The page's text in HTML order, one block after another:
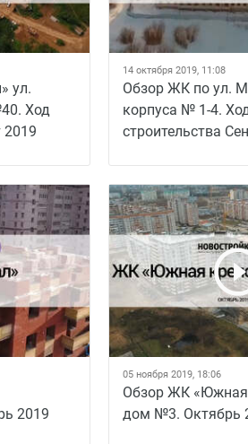
ул.
Ход
2019
14 октября 2019, 11:08
Обзор ЖК по ул.
корпуса № 1-4.
строительства
2019
05 ноября 2019, 18:06
Обзор ЖК «Южная
дом №3. Октябрь